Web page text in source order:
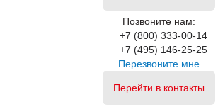
Позвоните нам:
+7 (800) 333-00-14
+7 (495) 146-25-25
Перезвоните мне
Перейти в контакты